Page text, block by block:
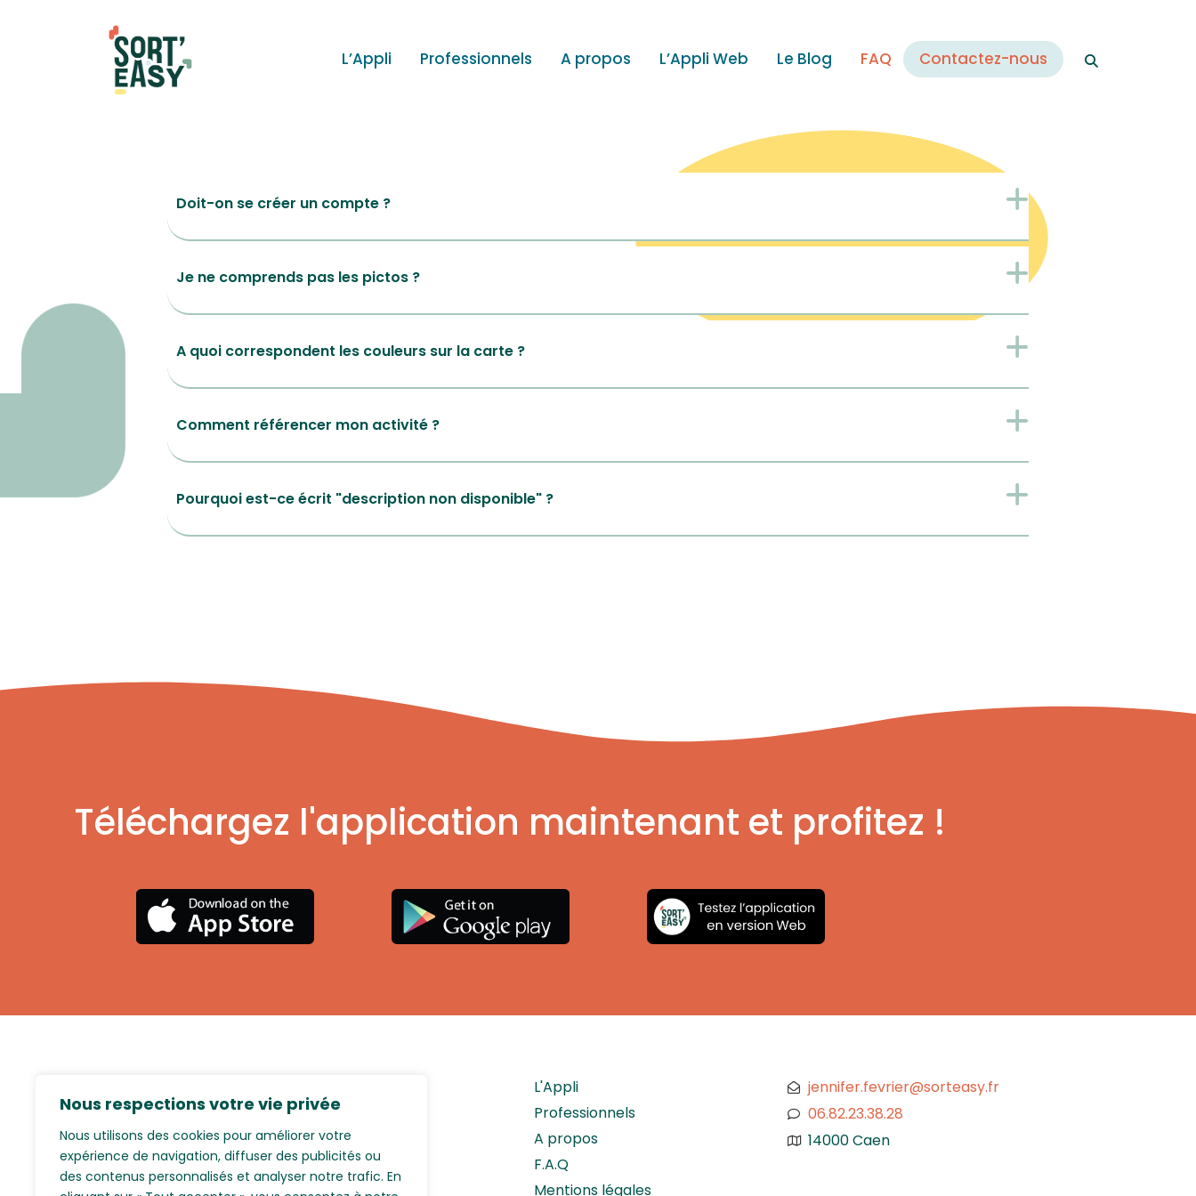
Nous respections votre vie privée
Nous utilisons des cookies pour améliorer votre
expérience de navigation, diffuser des publicités ou
des contenus personnalisés et analyser notre trafic. En
L’Appli Professionnels A propos L’Appli Web Le Blog FAQ Contactez-nous
Doit-on se créer un compte ?
Je ne comprends pas les pictos ?
A quoi correspondent les couleurs sur la carte ?
Comment référencer mon activité ?
Pourquoi est-ce écrit "description non disponible" ?
Téléchargez l'application maintenant et profitez !
L'Appli
Professionnels
A propos
F.A.Q
Mentions légales
jennifer.fevrier@sorteasy.fr
06.82.23.38.28
14000 Caen